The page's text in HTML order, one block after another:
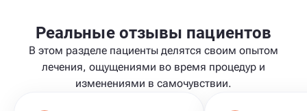
Реальные отзывы пациентов
В этом разделе пациенты делятся своим опытом
лечения, ощущениями во время процедур и
изменениями в самочувствии.